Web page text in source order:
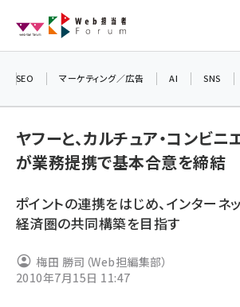
ン
ai (2804)
note (2312)
SEO マーケティング／広告 AI SNS
ヤフーと、カルチュア・コンビニ
が業務提携で基本合意を締結
ポイントの連携をはじめ、インターネ
経済圏の共同構築を目指す
梅田 勝司（Web担編集部）
2010年7月15日 11:47